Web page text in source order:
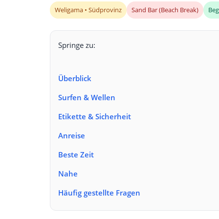
Weligama • Südprovinz Sand Bar (Beach Break)
Springe zu:
Überblick
Surfen & Wellen
Etikette & Sicherheit
Anreise
Beste Zeit
Nahe
Häufig gestellte Fragen